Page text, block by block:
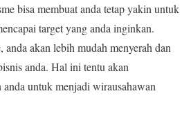
bisa membuat anda tetap yakin untuk
target yang anda inginkan.
anda akan lebih mudah menyerah dan
anda. Hal ini tentu akan
untuk menjadi wirausahawan